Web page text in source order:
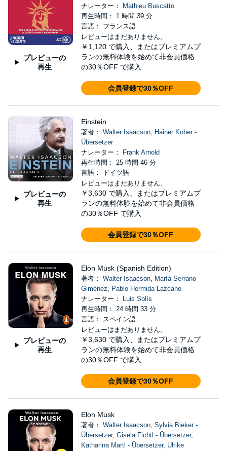
プレビューの
再生
ナレーター：
Mathieu Buscatto
再生時間： 1 時間 39 分
言語： フランス語
レビューはまだありません。
￥1,120 で購入、またはプレミアムプ
ランの無料体験を始めて非会員価格
の30％OFF で購入
会員登録で30％OFF
プレビューの
再生
Einstein
著者： Walter Isaacson, Hainer Kober -
Übersetzer
ナレーター：
Frank Arnold
再生時間： 25 時間 46 分
言語： ドイツ語
レビューはまだありません。
￥3,630 で購入、またはプレミアムプ
ランの無料体験を始めて非会員価格
の30％OFF で購入
会員登録で30％OFF
プレビューの
再生
Elon Musk (Spanish Edition)
著者： Walter Isaacson, María Serrano
Giménez, Pablo Hermida Lazcano
ナレーター：
Luis Solís
再生時間： 24 時間 33 分
言語： スペイン語
レビューはまだありません。
￥3,630 で購入、またはプレミアムプ
ランの無料体験を始めて非会員価格
の30％OFF で購入
会員登録で30％OFF
Elon Musk
著者： Walter Isaacson, Sylvia Bieker -
Übersetzer, Gisela Fichtl - Übersetzer,
Katharina Martl - Übersetzer, Ulrike